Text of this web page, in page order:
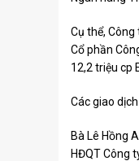
Cụ thể,
Cổ phần
12,2 triệu cp
Các giao
Bà Lê Hồng
HĐQT Công